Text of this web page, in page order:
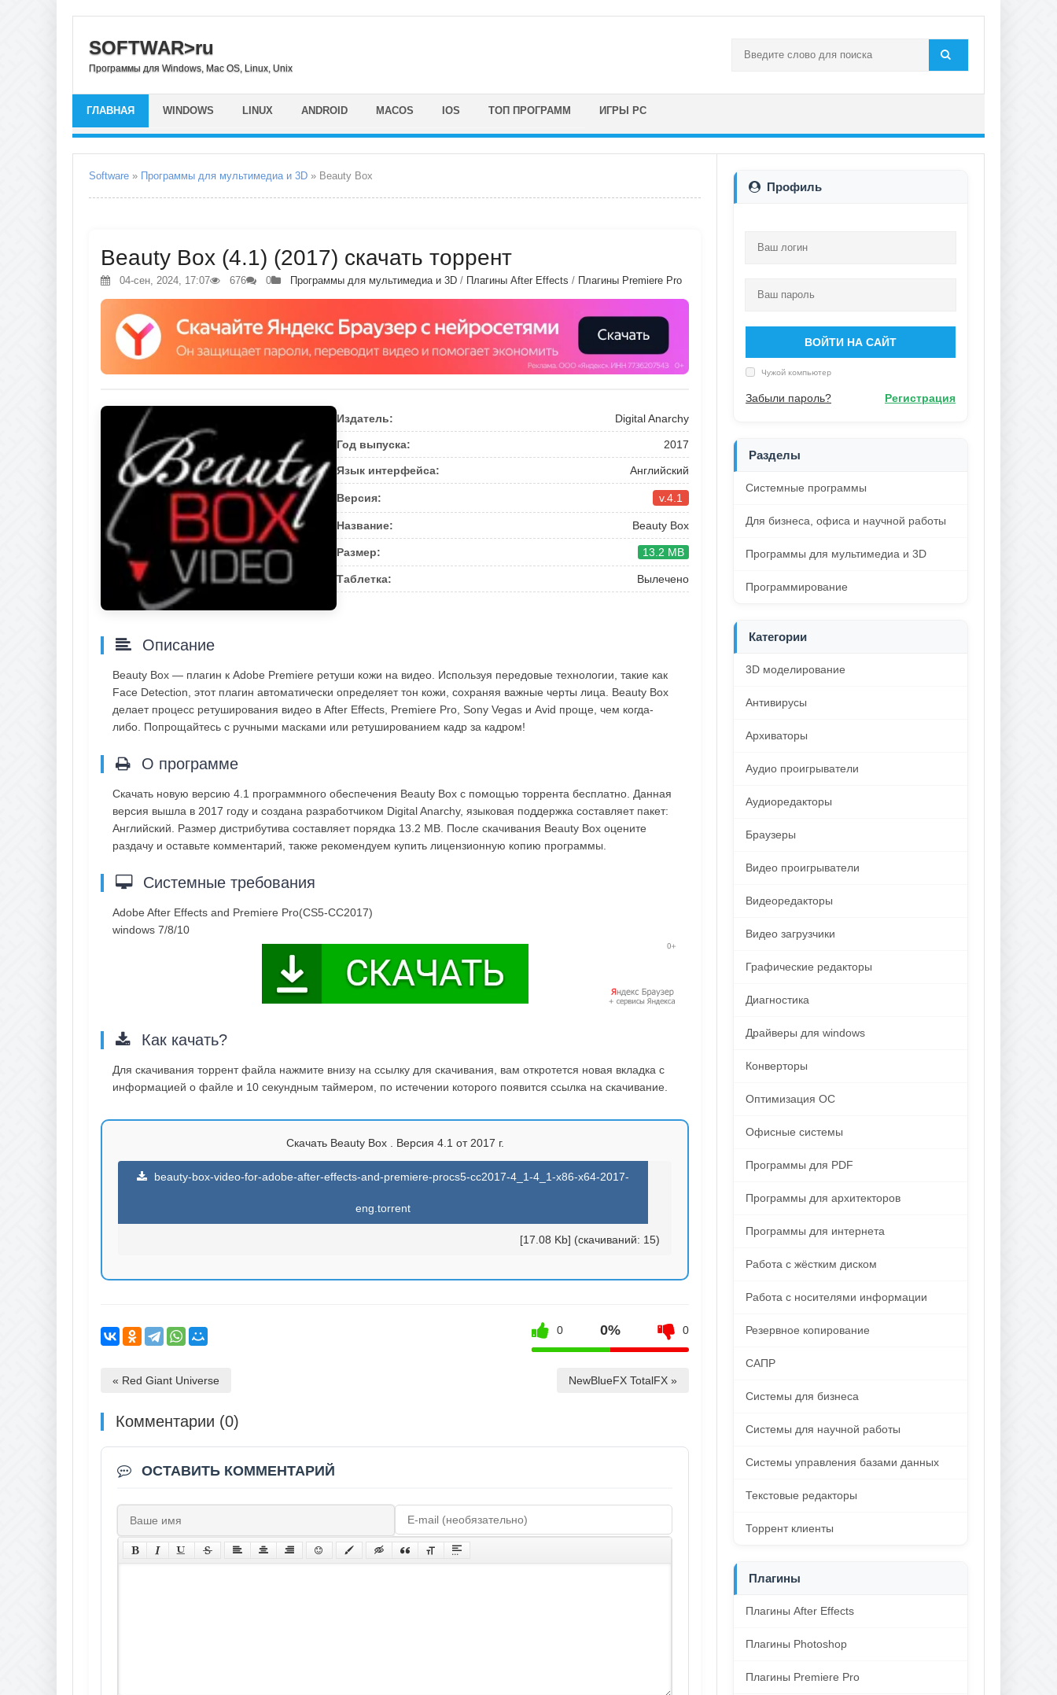
SOFTWAR>ru
Программы для Windows, Mac OS, Linux, Unix
ГЛАВНАЯ WINDOWS LINUX ANDROID MACOS IOS ТОП ПРОГРАММ ИГРЫ PC
Software » Программы для мультимедиа и 3D » Beauty Box
Beauty Box (4.1) (2017) скачать торрент
04-сен, 2024, 17:07 676 0 Программы для мультимедиа и 3D / Плагины After Effects / Плагины Premiere Pro
Издатель: Digital Anarchy
Год выпуска: 2017
Язык интерфейса: Английский
Версия: v.4.1
Название: Beauty Box
Размер: 13.2 MB
Таблетка: Вылечено
Описание
Beauty Box — плагин к Adobe Premiere ретуши кожи на видео. Используя передовые технологии, такие как
Face Detection, этот плагин автоматически определяет тон кожи, сохраняя важные черты лица. Beauty Box
делает процесс ретуширования видео в After Effects, Premiere Pro, Sony Vegas и Avid проще, чем когда-
либо. Попрощайтесь с ручными масками или ретушированием кадр за кадром!
О программе
Скачать новую версию 4.1 программного обеспечения Beauty Box с помощью торрента бесплатно. Данная
версия вышла в 2017 году и создана разработчиком Digital Anarchy, языковая поддержка составляет пакет:
Английский. Размер дистрибутива составляет порядка 13.2 MB. После скачивания Beauty Box оцените
раздачу и оставьте комментарий, также рекомендуем купить лицензионную копию программы.
Системные требования
Adobe After Effects and Premiere Pro(CS5-CC2017)
windows 7/8/10
Как качать?
Для скачивания торрент файла нажмите внизу на ссылку для скачивания, вам откротется новая вкладка с
информацией о файле и 10 секундным таймером, по истечении которого появится ссылка на скачивание.
Скачать Beauty Box . Версия 4.1 от 2017 г.
beauty-box-video-for-adobe-after-effects-and-premiere-procs5-cc2017-4_1-4_1-x86-x64-2017-
eng.torrent
[17.08 Kb] (cкачиваний: 15)
0 0% 0
« Red Giant Universe NewBlueFX TotalFX »
Комментарии (0)
ОСТАВИТЬ КОММЕНТАРИЙ
Профиль
ВОЙТИ НА САЙТ
Чужой компьютер
Забыли пароль? Регистрация
Разделы
Системные программы
Для бизнеса, офиса и научной работы
Программы для мультимедиа и 3D
Программирование
Категории
3D моделирование
Антивирусы
Архиваторы
Аудио проигрыватели
Аудиоредакторы
Браузеры
Видео проигрыватели
Видеоредакторы
Видео загрузчики
Графические редакторы
Диагностика
Драйверы для windows
Конверторы
Оптимизация ОС
Офисные системы
Программы для PDF
Программы для архитекторов
Программы для интернета
Работа с жёстким диском
Работа с носителями информации
Резервное копирование
САПР
Системы для бизнеса
Системы для научной работы
Системы управления базами данных
Текстовые редакторы
Торрент клиенты
Плагины
Плагины After Effects
Плагины Photoshop
Плагины Premiere Pro